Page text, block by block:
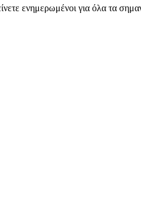
ενημερωμένοι για όλα τα